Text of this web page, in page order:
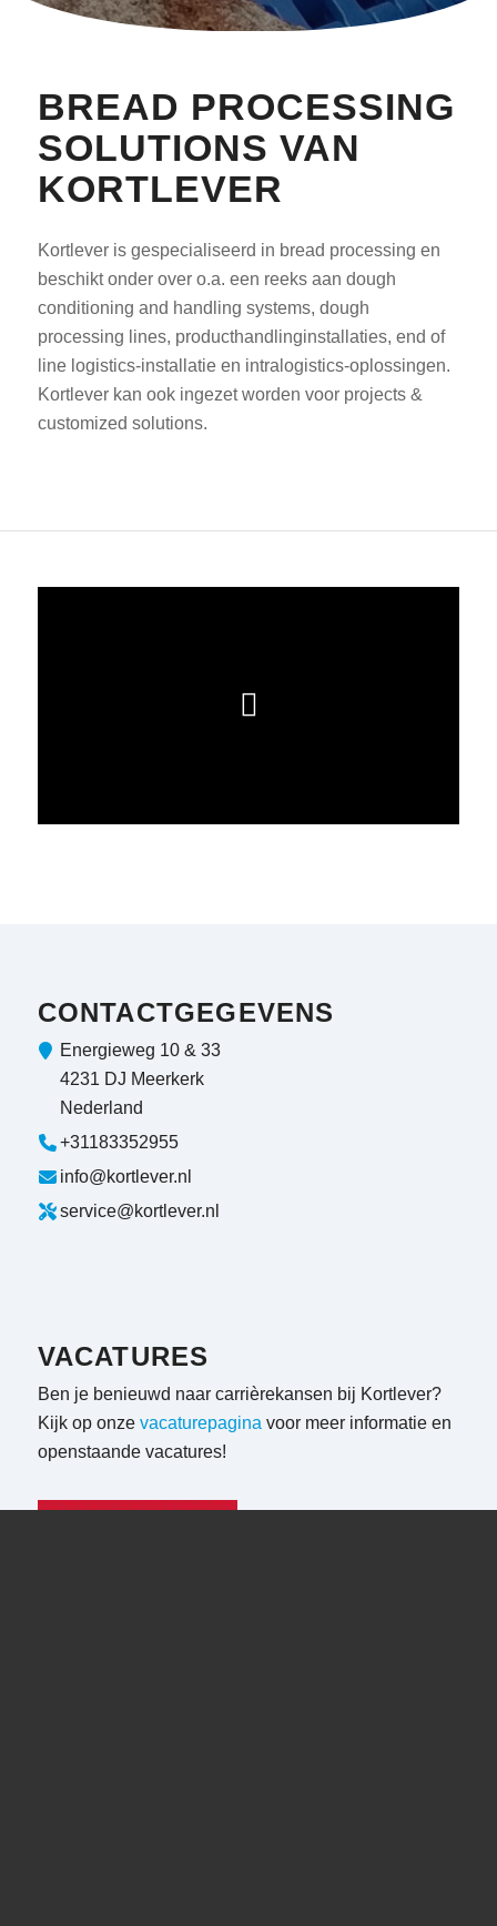
BREAD PROCESSING
SOLUTIONS VAN
KORTLEVER
Kortlever is gespecialiseerd in bread processing en
beschikt onder over o.a. een reeks aan dough
conditioning and handling systems, dough
processing lines, producthandlinginstallaties, end of
line logistics-installatie en intralogistics-oplossingen.
Kortlever kan ook ingezet worden voor projects &
customized solutions.
CONTACTGEGEVENS
Energieweg 10 & 33
4231 DJ Meerkerk
Nederland
+31183352955
info@kortlever.nl
service@kortlever.nl
VACATURES
Ben je benieuwd naar carrièrekansen bij Kortlever?
Kijk op onze vacaturepagina voor meer informatie en
openstaande vacatures!